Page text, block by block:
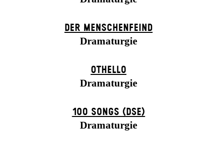
DER MENSCHENFEIND
Dramaturgie
OTHELLO
Dramaturgie
100 SONGS (DSE)
Dramaturgie